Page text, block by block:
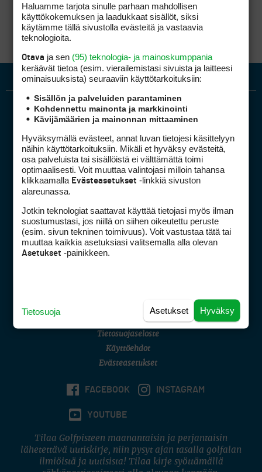
Golfpiste mediakortti
Golfpisteen yhteystiedot
DSA avoimuusraportti
Asiakaspalvelu
(digi) digi@otavamedia.fi
Tietosuojaseloste
Käyttöehdot
Evästeasetukset
FACEBOOK INSTAGRAM
YOUTUBE
Tilaa Golfpisteen maanantaisin ja perjantaisin
lähetettävä uutiskirje, niin pysyt ajan tasalla golfalan
ilmiöistä ja uutisista! Tilaa kirje syöttämällä
Haluamme tarjota sinulle parhaan mahdollisen
käyttökokemuksen ja laadukkaat sisällöt, siksi
käytämme tällä sivustolla evästeitä ja vastaavia
teknologioita.
Otava ja sen (95) teknologia- ja mainoskumppania
keräävät tietoa (esim. vierailemis­tasi sivuista ja laitteesi
ominaisuuk­sista) seuraaviin käyttötarkoituksiin:
Sisällön ja palveluiden parantaminen
Kohdennettu mainonta ja markkinointi
Kävijämäärien ja mainonnan mittaaminen
Hyväksymällä evästeet, annat luvan tietojesi käsittelyyn
näihin käyttötarkoituksiin. Mikäli et hyväksy evästeitä,
osa palveluista tai sisällöistä ei välttämättä toimi
optimaalisesti. Voit muuttaa valintojasi milloin tahansa
klikkaamalla Evästeasetukset -linkkiä sivuston
alareunassa.
Jotkin teknologiat saattavat käyttää tietojasi myös ilman
suostumustasi, jos niillä on siihen oikeutettu peruste
(esim. sivun tekninen toimivuus). Voit vastustaa tätä tai
muuttaa kaikkia asetuksiasi valitsemalla alla olevan
Asetukset -painikkeen.
Hyväksy
Asetukset
Tietosuoja